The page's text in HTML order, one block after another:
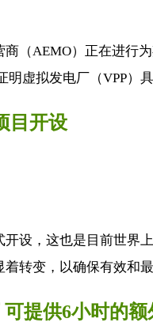
（AEMO）正在进行
虚拟发电厂（VPP）
目开设
设，这也是目前世界
转变，以确保有效和
提供6小时的